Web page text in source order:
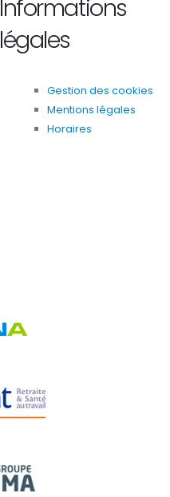
Informations
légales
Gestion des cookies
Mentions légales
Horaires